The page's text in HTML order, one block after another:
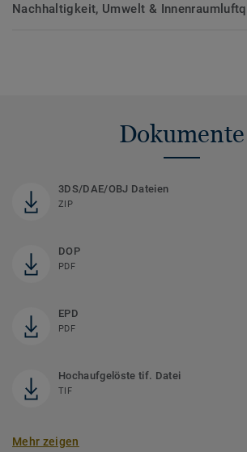
Nachhaltigkeit, Umwelt &
Dokumente
3DS/DAE/OBJ Dateien
ZIP
DOP
PDF
EPD
PDF
Hochaufgelöste tif. Datei
TIF
Mehr zeigen